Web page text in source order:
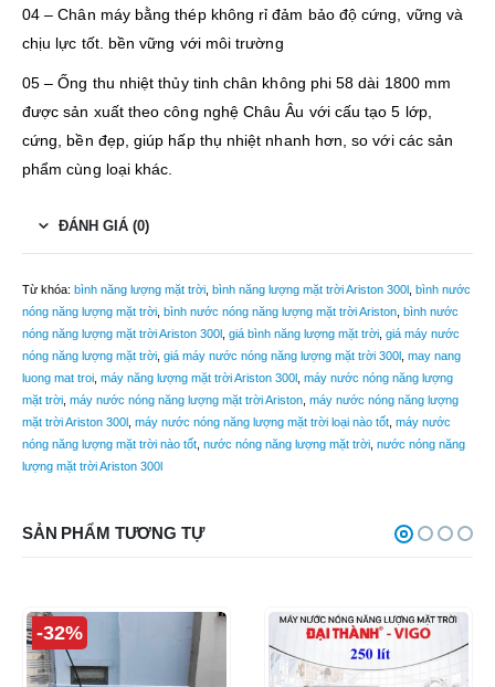
04 – Chân máy bằng thép không rỉ đảm bảo độ cứng, vững và
chịu lực tốt. bền vững với môi trường
05 – Ống thu nhiệt thủy tinh chân không phi 58 dài 1800 mm
được sản xuất theo công nghệ Châu Âu với cấu tạo 5 lớp,
cứng, bền đẹp, giúp hấp thụ nhiệt nhanh hơn, so với các sản
phẩm cùng loại khác.
ĐÁNH GIÁ (0)
Từ khóa: bình năng lượng mặt trời, bình năng lượng mặt trời Ariston 300l , bình nước
nóng năng lượng mặt trời, bình nước nóng năng lượng mặt trời Ariston, bình nước
nóng năng lượng mặt trời Ariston 300l , giá bình năng lượng mặt trời, giá máy nước
nóng năng lượng mặt trời, giá máy nước nóng năng lượng mặt trời 300l , may nang
luong mat troi, máy năng lượng mặt trời Ariston 300l , máy nước nóng năng lượng
mặt trời, máy nước nóng năng lượng mặt trời Ariston, máy nước nóng năng lượng
mặt trời Ariston 300l , máy nước nóng năng lượng mặt trời loại nào tốt, máy nước
nóng năng lượng mặt trời nào tốt, nước nóng năng lượng mặt trời, nước nóng năng
lượng mặt trời Ariston 300l
SẢN PHẨM TƯƠNG TỰ
-32%